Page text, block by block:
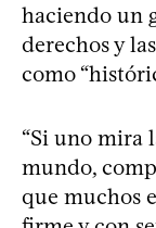
haciendo un
derechos y
como
“Si uno mira
mundo,
que muchos